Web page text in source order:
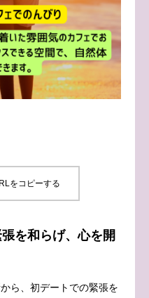
をコピーする
を和らげ、心を開
ら、初デートでの緊張を